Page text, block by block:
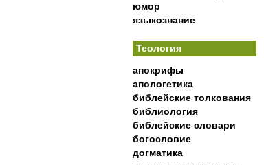
юмор
языкознание
Теология
апокрифы
апологетика
библейские толкования
библиология
библейские словари
богословие
догматика